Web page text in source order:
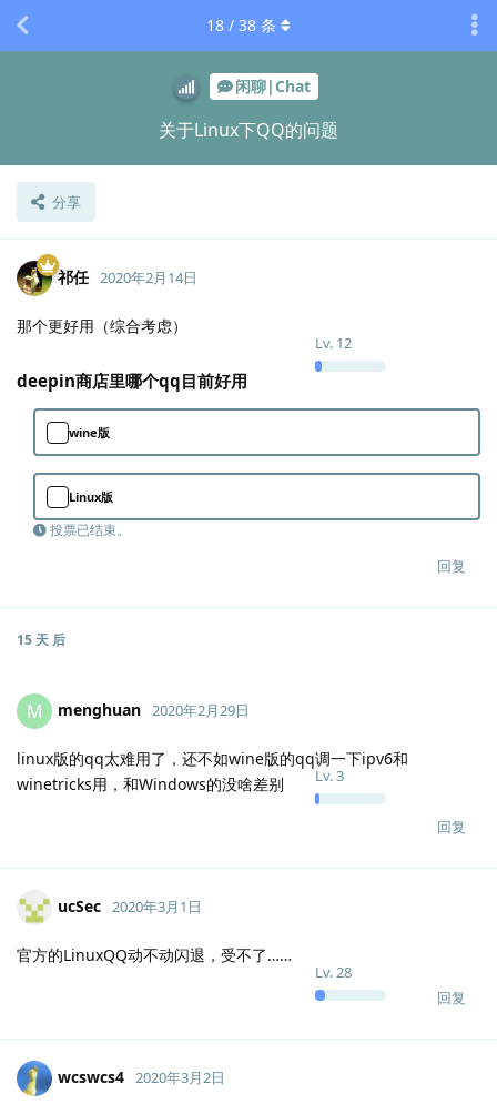
闲聊|Chat
关于Linux下QQ的问题
分享
18 / 38 条
祁任
Lv. 12
2020年2月14日
那个更好用（综合考虑）
deepin商店里哪个qq目前好用
wine版
Linux版
投票已结束。
回复
15 天 后
M menghuan
Lv.3
2020年2月29日
linux版的qq太难用了，还不如wine版的qq调一下ipv6和
winetricks用，和Windows的没啥差别
回复
ucSec
Lv.28
2020年3月1日
官方的LinuxQQ动不动闪退，受不了……
回复
wcswcs4 2020年3月2日